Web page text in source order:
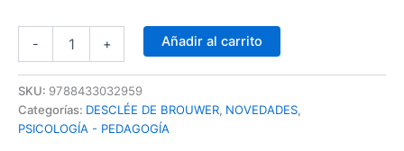
- + Añadir al carrito
SKU: 9788433032959
Categorías: DESCLÉE DE BROUWER, NOVEDADES,
PSICOLOGÍA - PEDAGOGÍA